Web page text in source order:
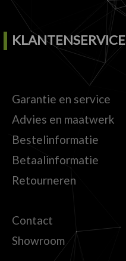
KLANTENSERVICE
Garantie en service
Advies en maatwerk
Bestelinformatie
Betaalinformatie
Retourneren
Contact
Showroom